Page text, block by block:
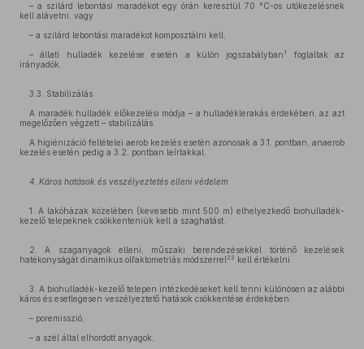
– a szilárd lebontási maradékot egy órán keresztül 70 °C-os utókezelésnek
kell alávetni, vagy
– a szilárd lebontási maradékot komposztálni kell,
– állati hulladék kezelése esetén a külön jogszabályban 1
foglaltak az
irányadók.
3.3. Stabilizálás
A maradék hulladék előkezelési módja – a hulladéklerakás érdekében, az azt
megelőzően végzett – stabilizálás.
A higiénizáció feltételei aerob kezelés esetén azonosak a 3.1. pontban, anaerob
kezelés esetén pedig a 3.2. pontban leírtakkal.
4. Káros hatások és veszélyeztetés elleni védelem
1. A lakóházak közelében (kevesebb mint 500 m) elhelyezkedő biohulladék-
kezelő telepeknek csökkenteniük kell a szaghatást.
2. A szaganyagok elleni, műszaki berendezésekkel történő kezelések
hatékonyságát dinamikus olfaktometriás módszerrel 22 kell értékelni.
3. A biohulladék-kezelő telepen intézkedéseket kell tenni különösen az alábbi
káros és esetlegesen veszélyeztető hatások csökkentése érdekében:
– poremisszió,
– a szél által elhordott anyagok,